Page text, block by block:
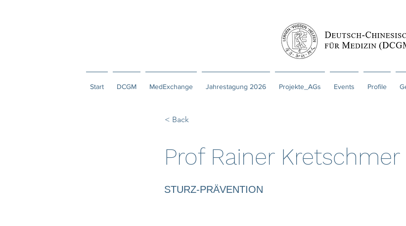
Start DCGM MedExchange Jahrestagung 2026 Projekte_AGs Events Profile
< Back
Prof Rainer Kretschmer
STURZ-PRÄVENTION